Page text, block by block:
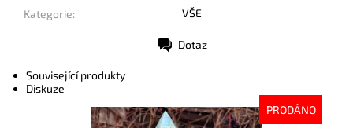
Kategorie: VŠE
Dotaz
Související produkty
Diskuze
PRODÁNO